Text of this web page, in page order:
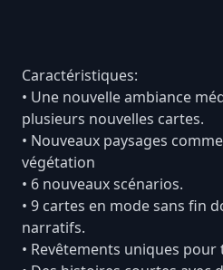
Caractéristiques:
• Une nouvelle ambiance
plusieurs nouvelles cartes.
• Nouveaux paysages
végétation
• 6 nouveaux scénarios.
• 9 cartes en mode sans fin
narratifs.
• Revêtements uniques